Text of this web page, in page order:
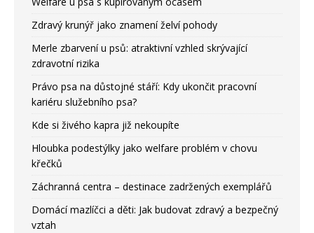
Zdravý krunýř jako znamení želví pohody
Merle zbarvení u psů: atraktivní vzhled skrývající
zdravotní rizika
Právo psa na důstojné stáří: Kdy ukončit pracovní
kariéru služebního psa?
Kde si živého kapra již nekoupíte
Hloubka podestýlky jako welfare problém v chovu
křečků
Záchranná centra – destinace zadržených exemplářů
Domácí mazlíčci a děti: Jak budovat zdravý a bezpečný
vztah